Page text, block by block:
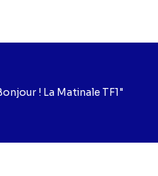
! La Matinale TF1"